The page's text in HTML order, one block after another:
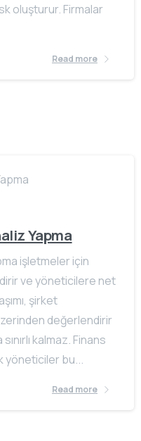
oluşturur. Firmalar
Read more
Yapma
işletmeler için
ve yöneticilere net
şirket
değerlendirir
kalmaz. Finans
yöneticiler bu...
Read more